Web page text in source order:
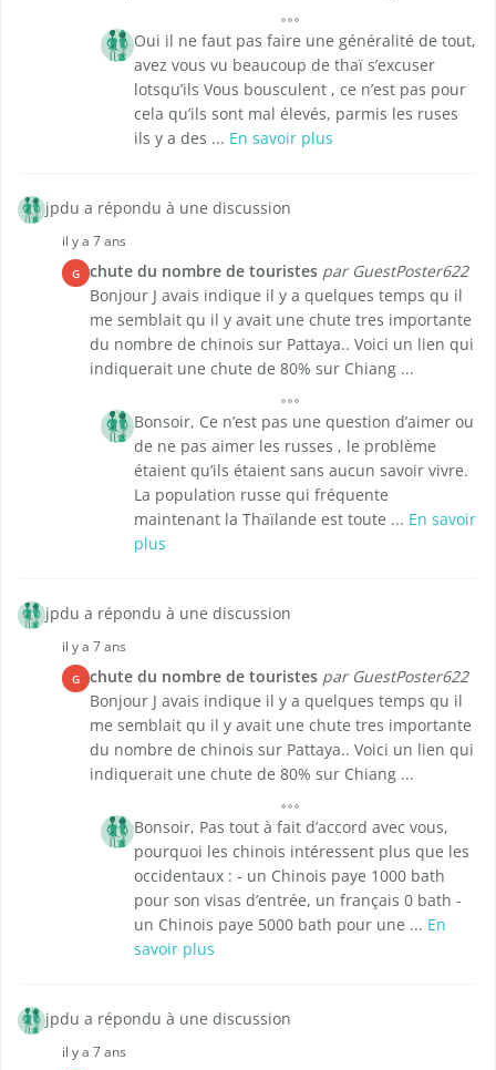
Oui il ne faut pas faire une généralité de tout,
avez vous vu beaucoup de thaï s’excuser
lotsqu’ils Vous bousculent , ce n’est pas pour
cela qu’ils sont mal élevés, parmis les ruses
ils y a des ... En savoir plus
jpdu a répondu à une discussion
il y a 7 ans
G chute du nombre de touristes par GuestPoster622
Bonjour J avais indique il y a quelques temps qu il
me semblait qu il y avait une chute tres importante
du nombre de chinois sur Pattaya.. Voici un lien qui
indiquerait une chute de 80% sur Chiang ...
Bonsoir, Ce n’est pas une question d’aimer ou
de ne pas aimer les russes , le problème
étaient qu’ils étaient sans aucun savoir vivre.
La population russe qui fréquente
maintenant la Thaïlande est toute ... En savoir
plus
jpdu a répondu à une discussion
il y a 7 ans
G chute du nombre de touristes par GuestPoster622
Bonjour J avais indique il y a quelques temps qu il
me semblait qu il y avait une chute tres importante
du nombre de chinois sur Pattaya.. Voici un lien qui
indiquerait une chute de 80% sur Chiang ...
Bonsoir, Pas tout à fait d’accord avec vous,
pourquoi les chinois intéressent plus que les
occidentaux : - un Chinois paye 1000 bath
pour son visas d’entrée, un français 0 bath -
un Chinois paye 5000 bath pour une ... En
savoir plus
jpdu a répondu à une discussion
il y a 7 ans